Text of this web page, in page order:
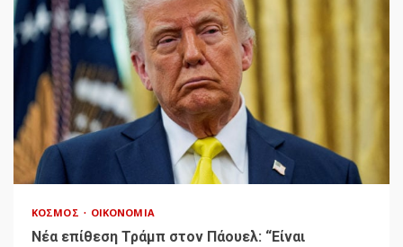
ΚΌΣΜΟΣ ΟΙΚΟΝΟΜΊΑ
Νέα επίθεση Τράμπ στον Πάουελ: “Είναι